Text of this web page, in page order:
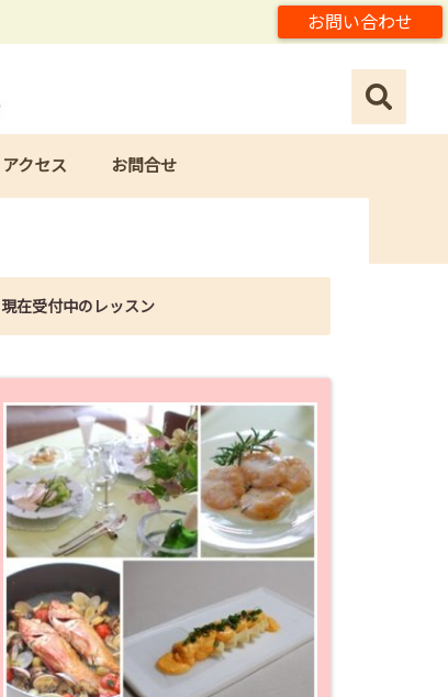
お問い合わせ
アクセス お問合せ
現在受付中のレッスン